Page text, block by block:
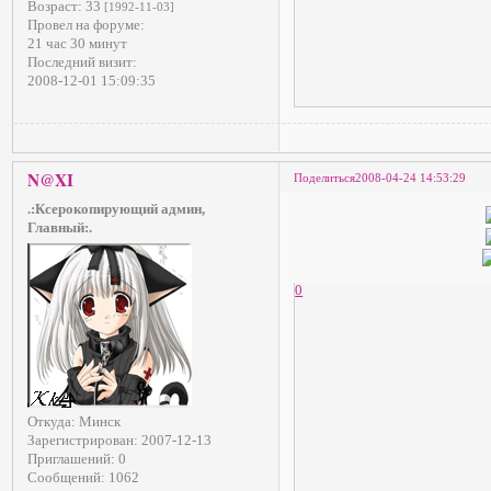
Возраст: 33 [1992-11-03]
Провел на форуме:
21 час 30 минут
Последний визит:
2008-12-01 15:09:35
Поделиться2008-04-24 14:53:29
N@XI
.:Ксерокопирующий админ,
Главный:.
Откуда: Минск
Зарегистрирован: 2007-12-13
Приглашений: 0
Сообщений: 1062
0